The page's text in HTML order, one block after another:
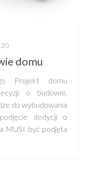
domu
Projekt domu
o budowie.
do wybudowania
dedycji o
MUSI być podjęta